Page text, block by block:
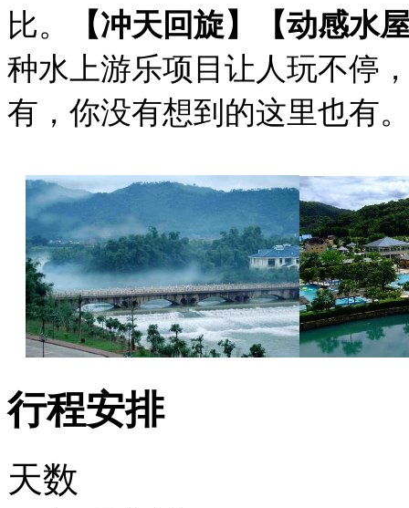
比。
【冲天回旋】【动感水
种水上游乐项目让人玩不停
有，你没有想到的这里也有
行程安排
天数